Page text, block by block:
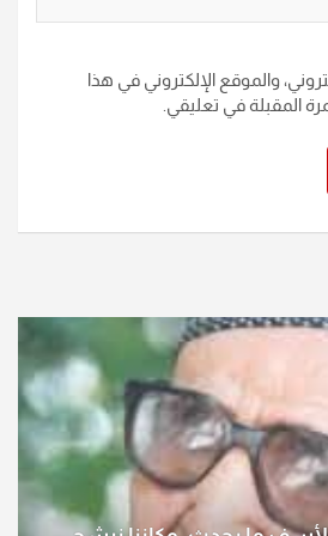
والموقع الإلكتروني في هذا
المقبلة في تعليقي.